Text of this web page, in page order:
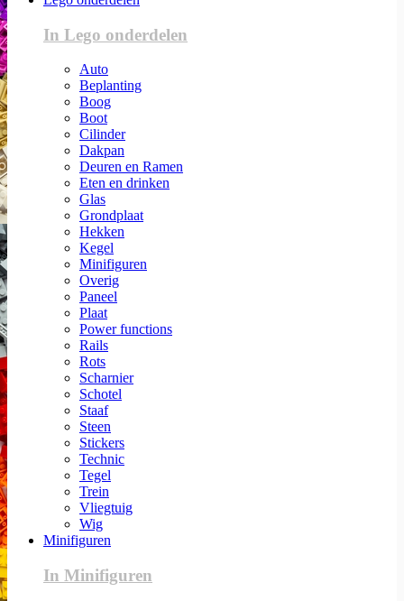
In Lego onderdelen
Auto
Beplanting
Boog
Boot
Cilinder
Dakpan
Deuren en Ramen
Eten en drinken
Glas
Grondplaat
Hekken
Kegel
Minifiguren
Overig
Paneel
Plaat
Power functions
Rails
Rots
Scharnier
Schotel
Staaf
Steen
Stickers
Technic
Tegel
Trein
Vliegtuig
Wig
Minifiguren
In Minifiguren